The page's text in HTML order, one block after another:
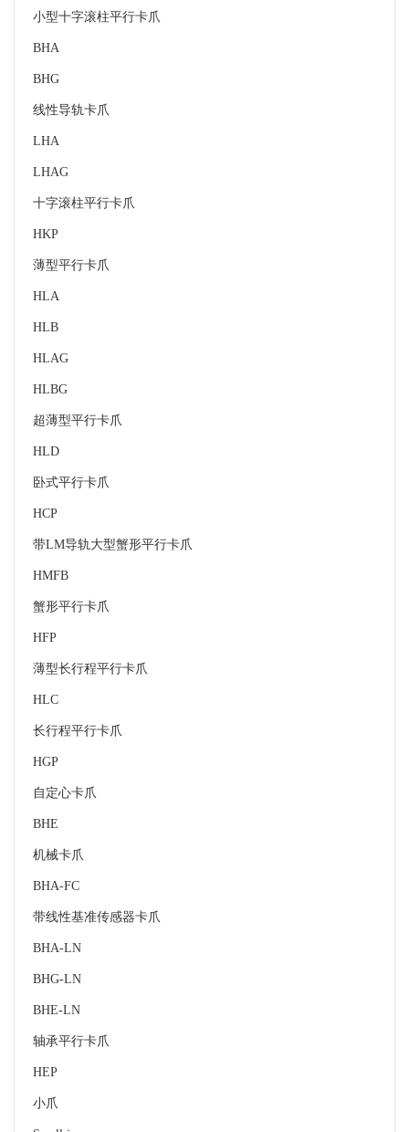
小型十字滚柱平行卡爪
BHA
BHG
线性导轨卡爪
LHA
LHAG
十字滚柱平行卡爪
HKP
薄型平行卡爪
HLA
HLB
HLAG
HLBG
超薄型平行卡爪
HLD
卧式平行卡爪
HCP
带LM导轨大型蟹形平行卡爪
HMFB
蟹形平行卡爪
HFP
薄型长行程平行卡爪
HLC
长行程平行卡爪
HGP
自定心卡爪
BHE
机械卡爪
BHA-FC
带线性基准传感器卡爪
BHA-LN
BHG-LN
BHE-LN
轴承平行卡爪
HEP
小爪